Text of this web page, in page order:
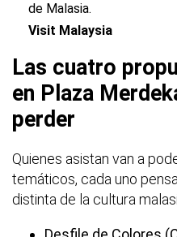
de Malasia.
Visit Malaysia
Las cuatro
en Plaza
perder
Quienes asistan van a
temáticos, cada uno
distinta de la cultura